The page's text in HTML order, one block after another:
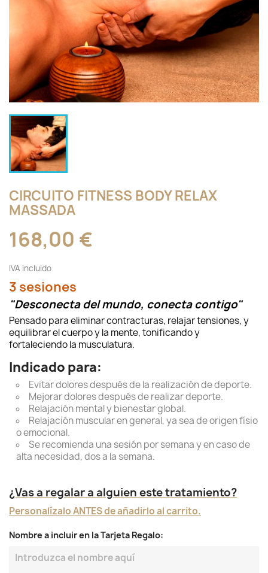
CIRCUITO FITNESS BODY RELAX
MASSADA
168,00 €
IVA incluido
3 sesiones
"Desconecta del mundo, conecta contigo"
Pensado para eliminar contracturas, relajar tensiones, y
equilibrar el cuerpo y la mente, tonificando y
fortaleciendo la musculatura.
Indicado para:
Evitar dolores después de la realización de deporte.
Mejorar dolores después de realizar deporte.
Relajación mental y bienestar global.
Relajación muscular en general, ya sea de origen físio
o emocional.
Se recomienda una sesión por semana y en caso de
alta necesidad, dos a la semana.
¿Vas a regalar a alguien este tratamiento?
Personalízalo ANTES de añadirlo al carrito.
Nombre a incluir en la Tarjeta Regalo: